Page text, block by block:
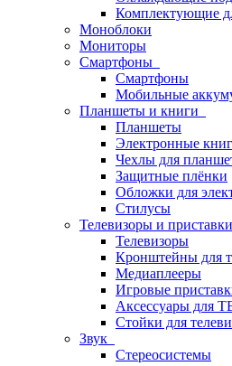
Комплектующие
Моноблоки
Мониторы
Смартфоны
Смартфоны
Мобильные
Планшеты и книги
Планшеты
Электронные
Чехлы для
Защитные плёнки
Обложки для
Стилусы
Телевизоры и приставки
Телевизоры
Кронштейны для
Медиаплееры
Игровые
Аксессуары для
Стойки для
Звук
Стереосистемы